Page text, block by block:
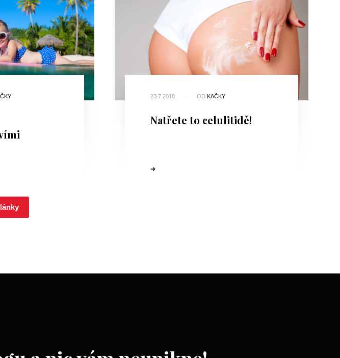
23.7.2018 OD KAČKY
Natřete to celulitidě!